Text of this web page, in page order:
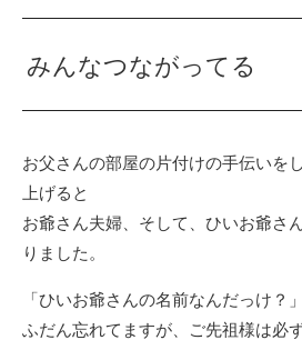
みんなつながってる
お父さんの部屋の片付けの手伝いを
上げると
お爺さん夫婦、そして、ひいお爺さ
りました。
「ひいお爺さんの名前なんだっけ？」
ふだん忘れてますが、ご先祖様は必ず